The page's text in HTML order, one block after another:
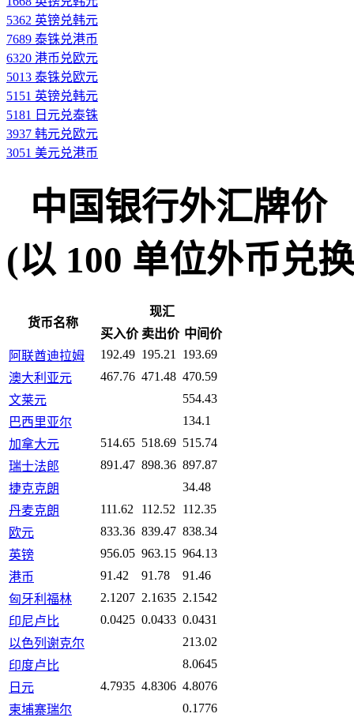
5362 英镑兑韩元
7689 泰铢兑港币
6320 港币兑欧元
5013 泰铢兑欧元
5151 英镑兑韩元
5181 日元兑泰铢
3937 韩元兑欧元
3051 美元兑港币
中国银行外汇牌价
(以 100 单位外币兑
货币名称
现汇
买入价 卖出价 中间价
阿联酋迪拉姆
192.49 195.21
193.69
澳大利亚元
467.76 471.48 470.59
文莱元
554.43
巴西里亚尔
134.1
加拿大元
514.65 518.69 515.74
瑞士法郎
891.47 898.36 897.87
捷克克朗
34.48
丹麦克朗
111.62 112.52
112.35
欧元
833.36 839.47 838.34
英镑
956.05 963.15 964.13
港币
91.42 91.78
91.46
匈牙利福林
2.1207 2.1635 2.1542
印尼卢比
0.0425 0.0433 0.0431
以色列谢克尔
213.02
印度卢比
8.0645
日元
4.7935 4.8306 4.8076
柬埔寨瑞尔
0.1776